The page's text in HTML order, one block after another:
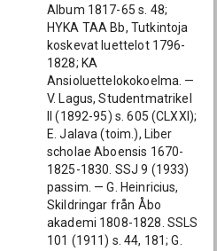
Album 1817-65 s. 48;
HYKA TAA Bb, Tutkintoja
koskevat luettelot 1796-
1828; KA
Ansioluettelokokoelma. —
V. Lagus, Studentmatrikel
II (1892-95) s. 605 (CLXXI);
E. Jalava (toim.), Liber
scholae Aboensis 1670-
1825-1830. SSJ 9 (1933)
passim. — G. Heinricius,
Skildringar från Åbo
akademi 1808-1828. SSLS
101 (1911) s. 44, 181; G.